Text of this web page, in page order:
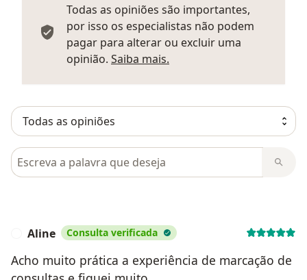
Todas as opiniões são importantes,
por isso os especialistas não podem
pagar para alterar ou excluir uma
opinião. Saiba mais.
Pesquisar em opiniões
Aline Consulta verificada
Acho muito prática a experiência de marcação de